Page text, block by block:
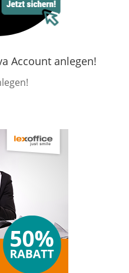
Account anlegen!